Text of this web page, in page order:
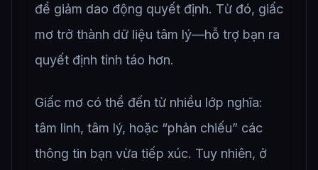
để giảm dao động quyết định. Từ đó, giấc
mơ trở thành dữ liệu tâm lý—hỗ trợ bạn ra
quyết định tỉnh táo hơn.
Giấc mơ có thể đến từ nhiều lớp nghĩa:
tâm linh, tâm lý, hoặc “phản chiếu” các
thông tin bạn vừa tiếp xúc. Tuy nhiên, ở